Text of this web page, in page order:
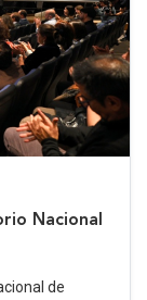
Nacional
de